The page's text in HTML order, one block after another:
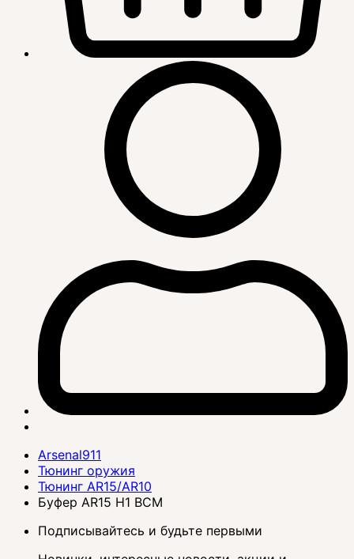
Arsenal911
Тюнинг оружия
Тюнинг AR15/AR10
Буфер AR15 H1 BCM
Подписывайтесь и будьте первыми